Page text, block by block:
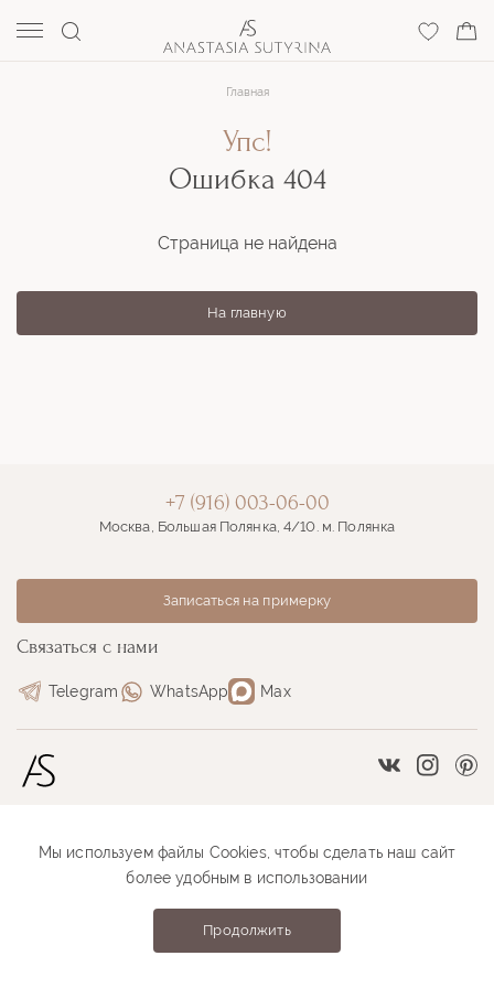
Главная
Упс!
Ошибка 404
Страница не найдена
На главную
Vkontakte
Связаться с нами
Telegram WhatsApp Max
+7 (916) 003-06-00
Москва, Большая Полянка, 4/10. м. Полянка
Записаться на примерку
Размерная сетка
Как проходит примерка
Как оформить заказ
Anastasia Sutyrina © 2026
Мы используем файлы Cookies, чтобы сделать наш сайт
более удобным в использовании
Продолжить